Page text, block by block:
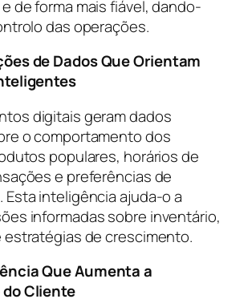
de forma mais fiável, dando-
das operações.
de Dados Que Orientam
digitais geram dados
o comportamento dos
populares, horários de
e preferências de
Esta inteligência ajuda-o a
informadas sobre inventário,
estratégias de crescimento.
Que Aumenta a
Cliente